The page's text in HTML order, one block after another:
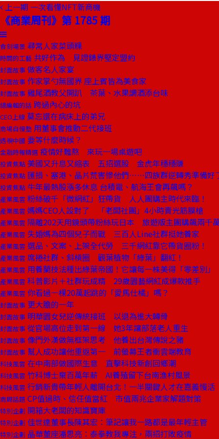
上一期 一次看懂NFT新商機
《商業周刊》第 1785 期
食刻場景 尋常人家菜頭粿
時間的工藝 共好作為 見證錶界堅定盟約
封面故事 做客名人家宴
封面故事 作家掌勺無國界 座上賓皆為美食家
封面故事 雞尾酒教父開趴 茶葉、水果調酒添台味
總編輯的話 跨過內心的坑
CEO上線 莫忘還在病床上的弟兄
商場自慢塾 用董事會推動二代接班
透視中國 要等什麼時候？
金融時報精選 疫情好難熬 來玩一場桌遊吧
投資焦點 美國又升息又縮表 五招選股 金虎年穩穩賺
投資焦點 匯損、塞港、晶片荒害慘他們……四族群逆轉秀準備好
投資焦點 牛年最熱股漲多休息 台積電、航海王會再飆嗎？
產業風雲 粉絲破千「微網紅」狂帶貨 人人團購主時代來臨！
產業風雲 媽媽CEO人設對了 「老闆社團」4小時賣光筋膜槍
產業風雲 隔離202天用鏡頭帶粉絲玩日本 旅遊版主團購飆兩千
產業風雲 失婚媽為四個兒子而戰 三百人Line社群挺她養家
產業風雲 選品、文案、上架全代勞 三千網紅靠它帶貨圈粉！
產業風雲 席捲社群、斜槓圈 觀葉植物「綠葉」翻紅！
產業風雲 用養蘭技法種出綠葉帝國！它讓每一株美得「零差別」
產業風雲 科普影片＋社群玩成精 29歲園藝網紅成爆款推手
產業風雲 你看過一棵20萬起跳的「愛馬仕橘」嗎？
封面故事 更大膽的一年
封面故事 明華園女兒逆傳統接班 以退為進大轉骨
封面故事 從官場高位走到第一線 她3年讓部落老人重生
封面故事 像門外漢做無框架思考 他養出台灣傳說之豬
封面故事 幫人成功讓他重返第一 前螢幕王者衝雲端教育
科技風雲 在中南部做國際生意 直擊科技新創回鄉潮
科技風雲 竹科博士棄百萬年薪 AI養殖留下台南漁村風景
科技風雲 行銷新貴帶年輕人離開台北！一半關鍵人才在嘉義慢活
商周話題 CP值過時、信任值當紅 市值兩兆企業家解題對策
特別企劃 開箱大老闆的知識寶庫
特別企劃 佳世達董事長陳其宏：筆記讓我一路都是最年輕主管
特別企劃 晶華董座潘思亮：泰拳教我專注，兩招打敗疫情